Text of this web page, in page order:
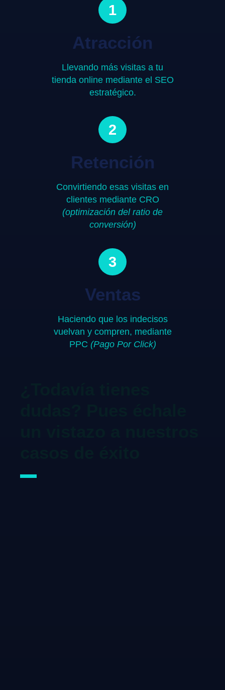
1
Atracción
Llevando más visitas a tu
tienda online mediante el SEO
estratégico.
2
Retención
Convirtiendo esas visitas en
clientes mediante CRO
(optimización del ratio de
conversión)
3
Ventas
Haciendo que los indecisos
vuelvan y compren, mediante
PPC (Pago Por Click)